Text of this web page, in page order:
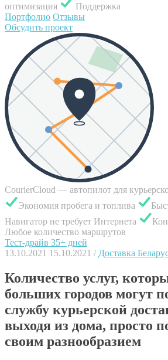
оптимизация
Поддержка
Портфолио Отзывы
Обсудить проект
CourierCloud — автопилот для
Экономия пробега и топлива
Навигатор не требует Интернета
Любое количество маршрутов
Тест-драйв 35+ дней
13.10.2021 15.10.2021 / Доставка
Количество услуг,
больших городов могут
службу курьерской
выходя из дома, просто
своим разнообразием